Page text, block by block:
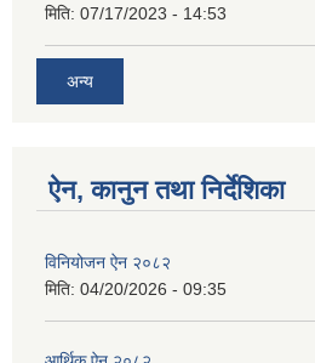
मिति: 07/17/2023 - 14:53
अन्य
ऐन, कानुन तथा निर्देशिका
विनियोजन ऐन २०८२
मिति: 04/20/2026 - 09:35